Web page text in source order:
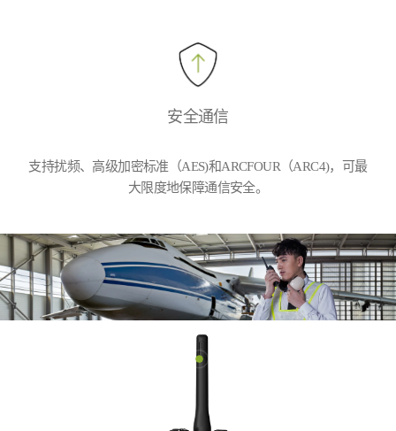
安全通信
支持扰频、高级加密标准（AES)和ARCFOUR（ARC4)，可最
大限度地保障通信安全。